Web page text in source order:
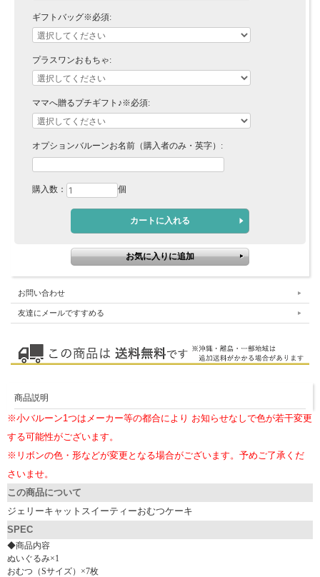
ギフトバッグ※必須:
プラスワンおもちゃ:
ママへ贈るプチギフト♪※必須:
オプションバルーンお名前（購入者のみ・英字）:
購入数： 個
お問い合わせ
友達にメールですすめる
商品説明
※小バルーン1つはメーカー等の都合により お知らせなしで色が若干変更
する可能性がございます。
※リボンの色・形などが変更となる場合がございます。予めご了承くだ
さいませ。
この商品について
ジェリーキャットスイーティーおむつケーキ
SPEC
◆商品内容
ぬいぐるみ×1
おむつ（Sサイズ）×7枚